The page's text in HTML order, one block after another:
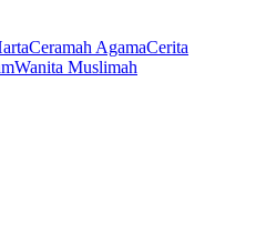
Ceramah AgamaCerita
Wanita Muslimah